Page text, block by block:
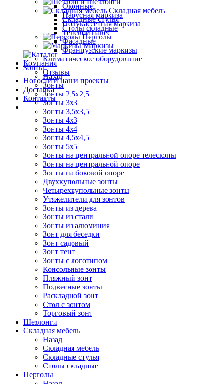
Шезлонги
Складная мебель
Складные стулья
Столы складные
Перголы
Маркизы
Компания
Отзывы
Новости и наши проекты
Доставка
Контакты
Оконные
Парусная маркиза
Полукассетная маркиза
Теневой навес
Фасадные
Французские маркизы
Климатическое оборудование
Зонты
Назад
Зонты
Зонты 2,5х2,5
Зонты 3х3
Зонты 3,5х3,5
Зонты 4х3
Зонты 4х4
Зонты 4,5х4,5
Зонты 5х5
Зонты на центральной опоре телескопы
Зонты на центральной опоре
Зонты на боковой опоре
Двухкупольные зонты
Четырехкупольные зонты
Утяжелители для зонтов
Зонты из дерева
Зонты из стали
Зонты из алюминия
Зонт для беседки
Зонт садовый
Зонт тент
Зонты с логотипом
Консольные зонты
Пляжный зонт
Подвесные зонты
Раскладной зонт
Стол с зонтом
Торговый зонт
Шезлонги
Складная мебель
Назад
Складная мебель
Складные стулья
Столы складные
Перголы